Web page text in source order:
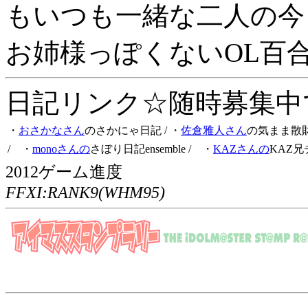
もいつも一緒な二人の
お姉様っぽくないOL百
日記リンク☆随時募集
・ おさかなさんのさかにゃ日記 / ・ 佐倉雅人さんの気まま散
/ ・ monoさんのさぼり日記ensemble / ・ KAZさんのKAZ兄
2012ゲーム進度
FFXI:RANK9(WHM95)